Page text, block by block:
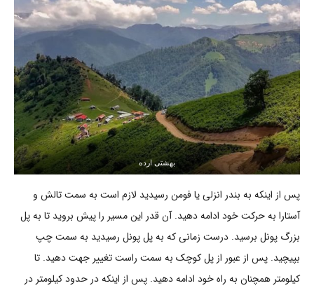
بهشتی ارده
پس از اینکه به بندر انزلی یا فومن رسیدید لازم است به سمت تالش و
آستارا به حرکت خود ادامه دهید. آن قدر این مسیر را پیش بروید تا به پل
بزرگ پونل برسید. درست زمانی که به پل پونل رسیدید به سمت چپ
بپیچید. پس از عبور از پل کوچک به سمت راست تغییر جهت دهید. تا
کیلومتر همچنان به راه خود ادامه دهید. پس از اینکه در حدود کیلومتر در